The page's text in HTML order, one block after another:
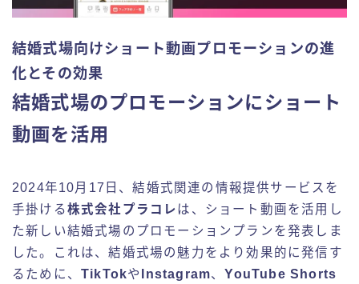
結婚式場向けショート動画プロモーションの進
化とその効果
結婚式場のプロモーションにショート
動画を活用
2024年10月17日、結婚式関連の情報提供サービスを
手掛ける株式会社プラコレは、ショート動画を活用し
た新しい結婚式場のプロモーションプランを発表しま
した。これは、結婚式場の魅力をより効果的に発信す
るために、 TikTokや Instagram、YouTube Shorts